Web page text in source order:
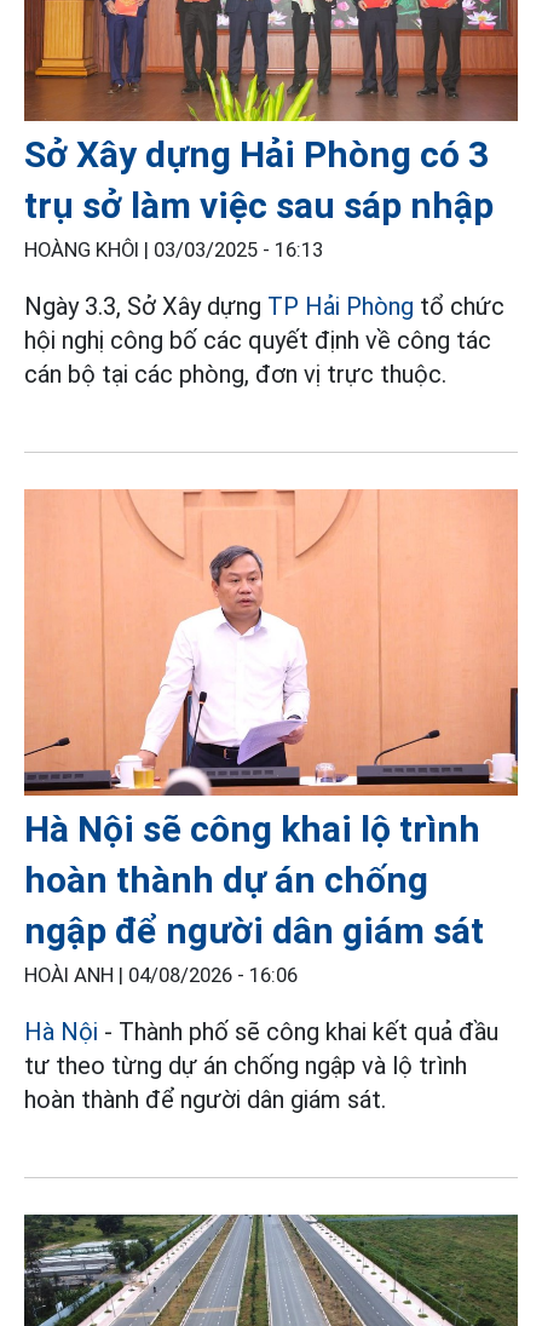
Sở Xây dựng Hải Phòng có 3
trụ sở làm việc sau sáp nhập
HOÀNG KHÔI | 03/03/2025 - 16:13
Ngày 3.3, Sở Xây dựng TP Hải Phòng tổ chức
hội nghị công bố các quyết định về công tác
cán bộ tại các phòng, đơn vị trực thuộc.
Hà Nội sẽ công khai lộ trình
hoàn thành dự án chống
ngập để người dân giám sát
HOÀI ANH | 04/08/2026 - 16:06
Hà Nội - Thành phố sẽ công khai kết quả đầu
tư theo từng dự án chống ngập và lộ trình
hoàn thành để người dân giám sát.